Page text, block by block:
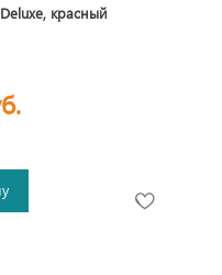
красный